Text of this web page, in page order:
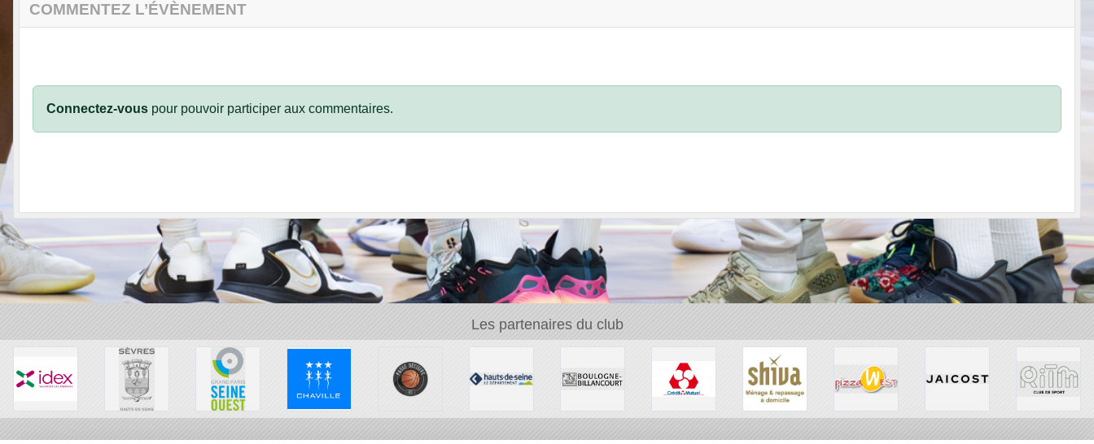
COMMENTEZ L’ÉVÈNEMENT
Connectez-vous pour pouvoir participer aux commentaires.
Les partenaires du club